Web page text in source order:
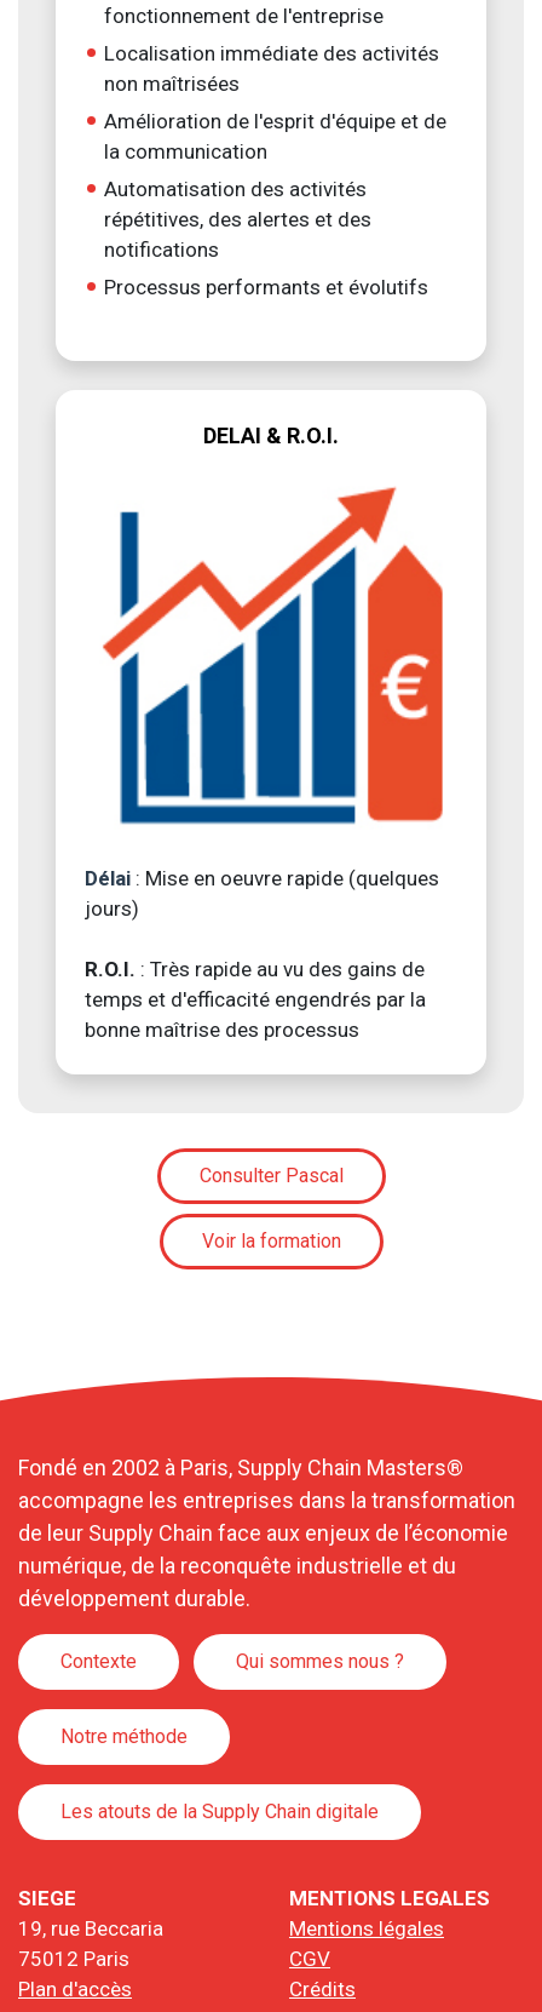
fonctionnement de l'entreprise
Localisation immédiate des activités
non maîtrisées
Amélioration de l'esprit d'équipe et de
la communication
Automatisation des activités
répétitives, des alertes et des
notifications
Processus performants et évolutifs
DELAI & R.O.I.
Délai : Mise en oeuvre rapide (quelques
jours)
R.O.I. : Très rapide au vu des gains de
temps et d'efficacité engendrés par la
bonne maîtrise des processus
Consulter Pascal
Voir la formation
Fondé en 2002 à Paris, Supply Chain Masters®
accompagne les entreprises dans la transformation
de leur Supply Chain face aux enjeux de l’économie
numérique, de la reconquête industrielle et du
développement durable.
Contexte Qui sommes nous ?
Notre méthode
Les atouts de la Supply Chain digitale
SIEGE
19, rue Beccaria
75012 Paris
Plan d'accès
MENTIONS LEGALES
Mentions légales
CGV
Crédits